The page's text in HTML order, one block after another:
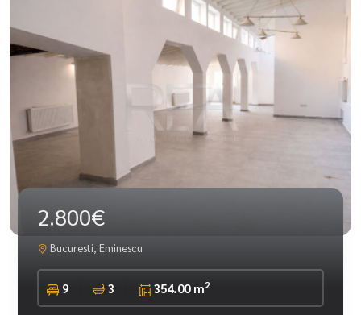
2.800€
Bucuresti, Eminescu
9 3 354.00 m2